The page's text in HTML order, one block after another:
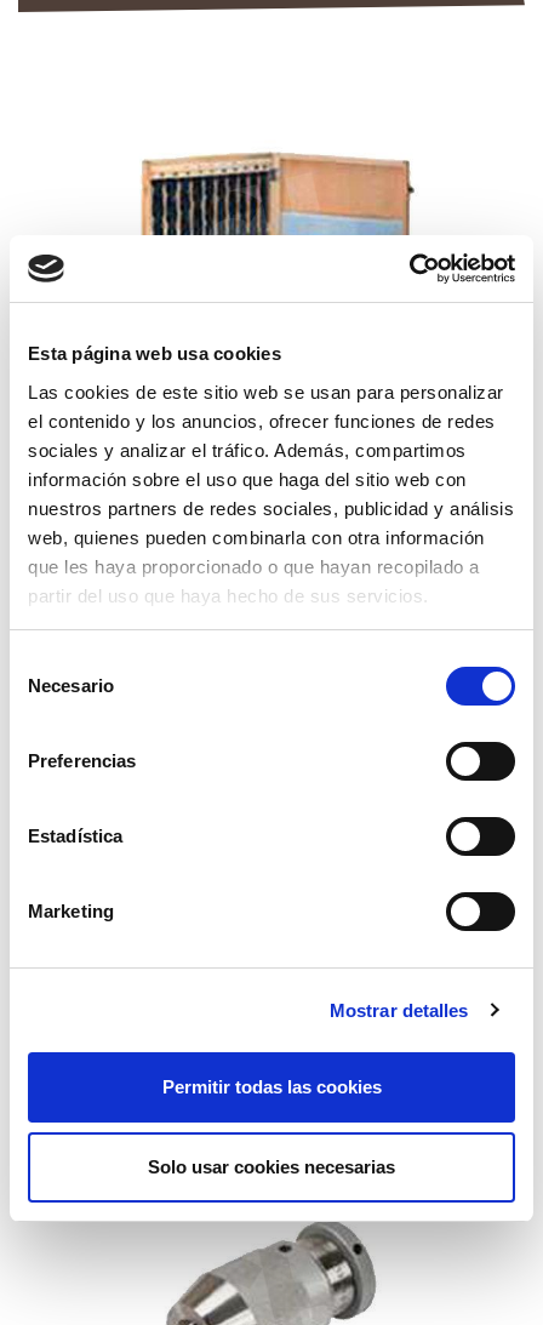
Esta página web usa cookies
Las cookies de este sitio web se usan para personalizar
el contenido y los anuncios, ofrecer funciones de redes
sociales y analizar el tráfico. Además, compartimos
información sobre el uso que haga del sitio web con
nuestros partners de redes sociales, publicidad y análisis
web, quienes pueden combinarla con otra información
que les haya proporcionado o que hayan recopilado a
partir del uso que haya hecho de sus servicios.
Necesario
Preferencias
Estadística
Marketing
Mostrar detalles
Permitir todas las cookies
Solo usar cookies necesarias
brocas hss mk-3 juego
284,35€ comprar
64,19€